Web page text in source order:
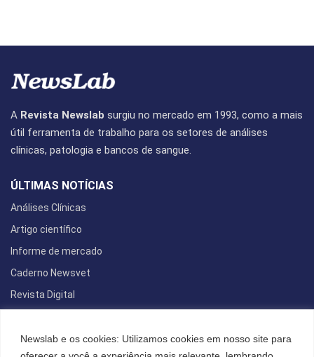
Newslab e os cookies: Utilizamos cookies em nosso site para
A Revista Newslab surgiu no mercado em 1993, como a mais
útil ferramenta de trabalho para os setores de análises
clínicas, patologia e bancos de sangue.
ÚLTIMAS NOTÍCIAS
Análises Clínicas
Artigo científico
Informe de mercado
Caderno Newsvet
Revista Digital